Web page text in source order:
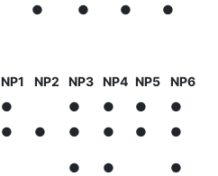
● ● ● ●
NP1 NP2 NP3 NP4 NP5
NP6
● ● ● ●
●
● ● ● ● ●
●
● ● ●